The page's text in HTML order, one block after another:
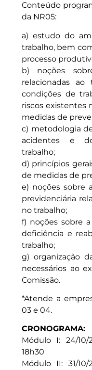
Conteúdo
da NR05:
a) estudo do
trabalho, bem
processo
b) noções
relacionadas ao
condições de
riscos existentes
medidas de
c) metodologia
acidentes e
trabalho;
d) princípios
de medidas de
e) noções sobre
previdenciária
no trabalho;
f) noções sobre
deficiência e
trabalho;
g) organização
necessários ao
Comissão.
*Atende a
03 e 04.
CRONOGRAMA:
Módulo I: 24/
18h30
Módulo II: 31/